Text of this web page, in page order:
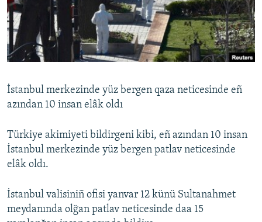
Русский
Українською
RFE/RS bütün saytları
İstanbul merkezinde yüz bergen qaza neticesinde eñ
azından 10 insan elâk oldı
Türkiye akimiyeti bildirgeni kibi, eñ azından 10 insan
İstanbul merkezinde yüz bergen patlav neticesinde
elâk oldı.
İstanbul valisiniñ ofisi yanvar 12 künü Sultanahmet
meydanında olğan patlav neticesinde daa 15